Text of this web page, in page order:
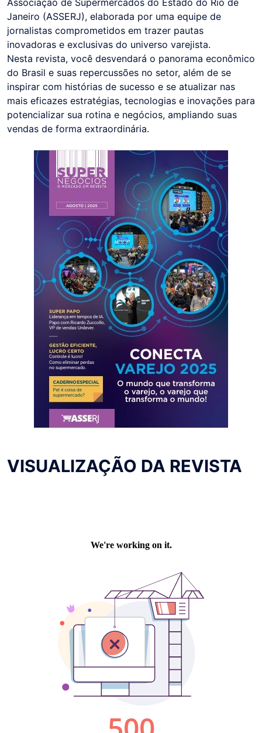
Associação de Supermercados do Estado do Rio de
Janeiro (ASSERJ), elaborada por uma equipe de
jornalistas comprometidos em trazer pautas
inovadoras e exclusivas do universo varejista.
Nesta revista, você desvendará o panorama econômico
do Brasil e suas repercussões no setor, além de se
inspirar com histórias de sucesso e se atualizar nas
mais eficazes estratégias, tecnologias e inovações para
potencializar sua rotina e negócios, ampliando suas
vendas de forma extraordinária.
VISUALIZAÇÃO DA REVISTA